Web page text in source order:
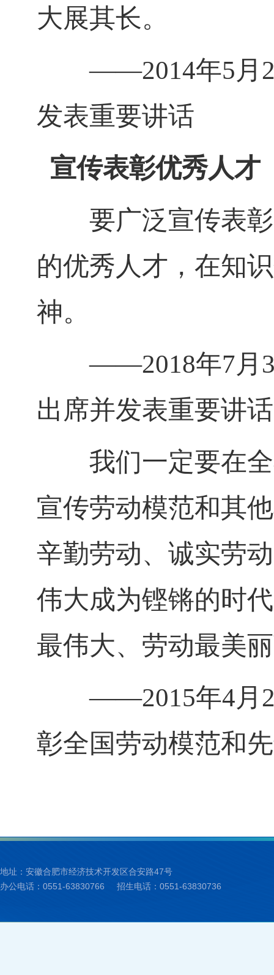
大展其长。
——2014年5 月
发表重要讲话
宣传表彰优秀人才
要广泛宣传表彰
的优秀人才，在知
神。
——2018年7月
出席并发表重要讲话
我们一定要在全
宣传劳动模范和其
辛勤劳动、诚实劳
伟大成为铿锵的时
最伟大、劳动最美
——2015年4月
彰全国劳动模范和
地址：安徽合肥市经济技术开发区合安路47号
办公电话：0551-63830766
招生电话：0551-63830736